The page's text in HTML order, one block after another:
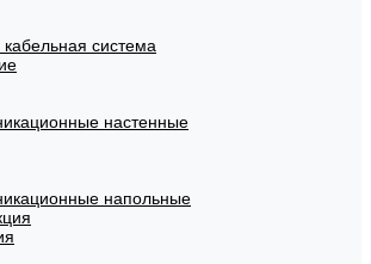
система
настенные
напольные